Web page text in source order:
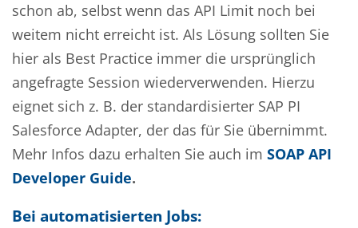
schon ab, selbst wenn das API Limit noch bei
weitem nicht erreicht ist. Als Lösung sollten Sie
hier als Best Practice immer die ursprünglich
angefragte Session wiederverwenden. Hierzu
eignet sich z. B. der standardisierter SAP PI
Salesforce Adapter, der das für Sie übernimmt.
Mehr Infos dazu erhalten Sie auch im SOAP API
Developer Guide.
Bei automatisierten Jobs: